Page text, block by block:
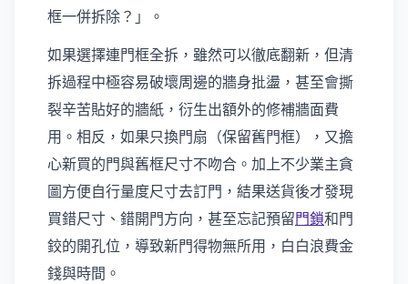
框一併拆除？」。
如果選擇連門框全拆，雖然可以徹底翻新，但清
拆過程中極容易破壞周邊的牆身批盪，甚至會撕
裂辛苦貼好的牆紙，衍生出額外的修補牆面費
用。相反，如果只換門扇（保留舊門框），又擔
心新買的門與舊框尺寸不吻合。加上不少業主貪
圖方便自行量度尺寸去訂門，結果送貨後才發現
買錯尺寸、錯開門方向，甚至忘記預留門鎖和門
鉸的開孔位，導致新門得物無所用，白白浪費金
錢與時間。